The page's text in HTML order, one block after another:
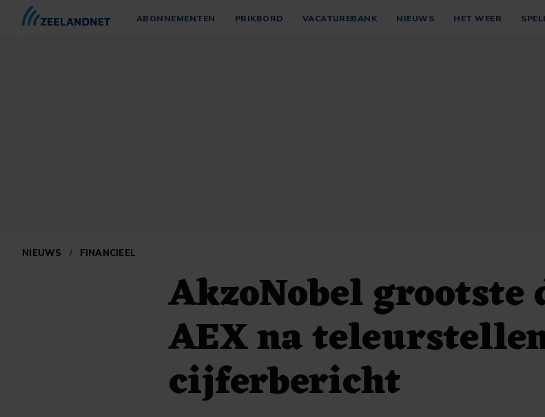
ABONNEMENTEN PRIKBORD VACATUREBANK NIEUWS HET WEER
NIEUWS / FINANCIEEL
AkzoNobel
AEX na
cijferbericht